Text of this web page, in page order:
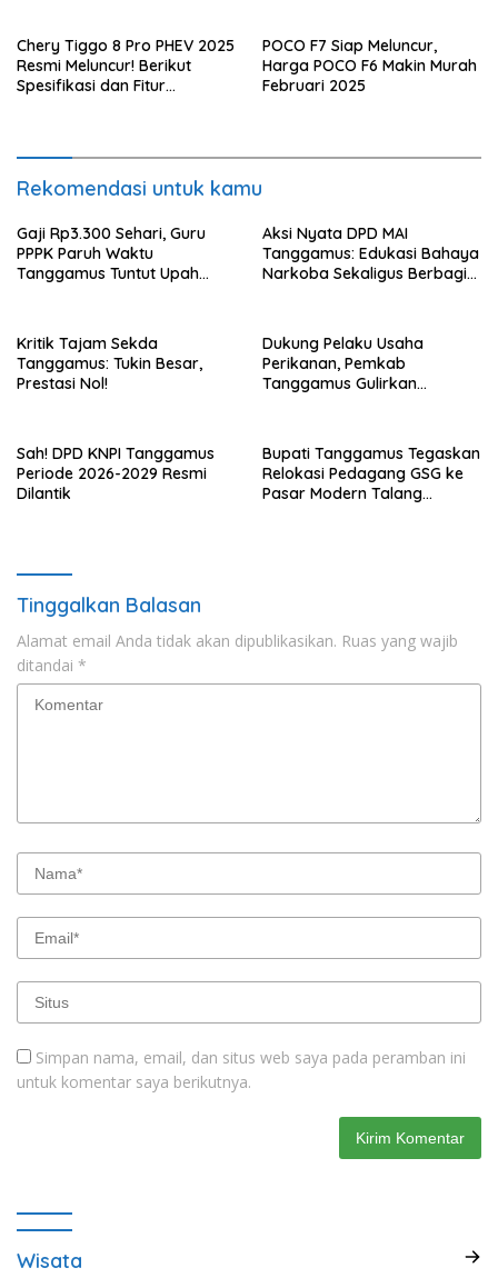
Chery Tiggo 8 Pro PHEV 2025
Resmi Meluncur! Berikut
Spesifikasi dan Fitur
POCO F7 Siap Meluncur,
Harga POCO F6 Makin Murah
Februari 2025
Rekomendasi untuk kamu
Gaji Rp3.300 Sehari, Guru
PPPK Paruh Waktu
Tanggamus Tuntut Upah
Aksi Nyata DPD MAI
Tanggamus: Edukasi Bahaya
Narkoba Sekaligus Berbagi
Kritik Tajam Sekda
Tanggamus: Tukin Besar,
Prestasi Nol!
Dukung Pelaku Usaha
Perikanan, Pemkab
Tanggamus Gulirkan
Sah! DPD KNPI Tanggamus
Periode 2026-2029 Resmi
Dilantik
Bupati Tanggamus Tegaskan
Relokasi Pedagang GSG ke
Pasar Modern Talang
Tinggalkan Balasan
Alamat email Anda tidak akan dipublikasikan. Ruas yang wajib
ditandai *
Simpan nama, email, dan situs web saya pada peramban ini
untuk komentar saya berikutnya.
Wisata